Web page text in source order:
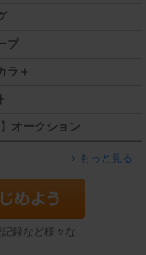
プ
ラ＋
】オークション
もっと見る
録など様々な